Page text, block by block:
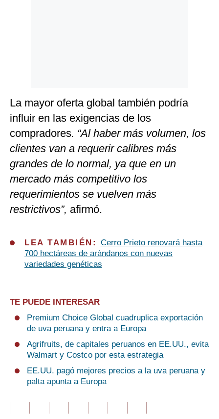
La mayor oferta global también podría
influir en las exigencias de los
compradores. “Al haber más volumen, los
clientes van a requerir calibres más
grandes de lo normal, ya que en un
mercado más competitivo los
requerimientos se vuelven más
restrictivos”, afirmó.
LEA TAMBIÉN: Cerro Prieto renovará hasta
700 hectáreas de arándanos con nuevas
variedades genéticas
TE PUEDE INTERESAR
Premium Choice Global cuadruplica exportación
de uva peruana y entra a Europa
Agrifruits, de capitales peruanos en EE.UU., evita
Walmart y Costco por esta estrategia
EE.UU. pagó mejores precios a la uva peruana y
palta apunta a Europa